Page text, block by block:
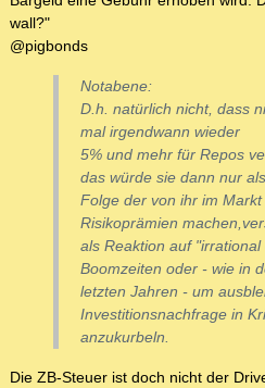
wall?"
@pigbonds
Notabene:
D.h. natürlich nicht, dass
mal irgendwann wieder
5% und mehr für Repos
das würde sie dann nur als
Folge der von ihr im
Risikoprämien
als Reaktion auf
Boomzeiten oder - wie in
letzten Jahren - um
Investitionsnachfrage in
anzukurbeln.
Die ZB-Steuer ist doch nicht der